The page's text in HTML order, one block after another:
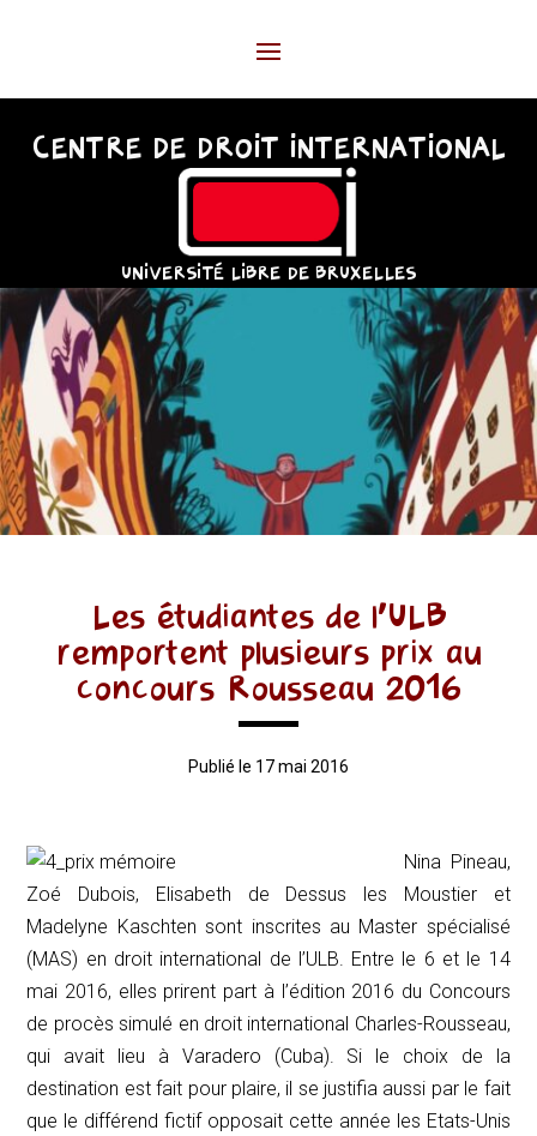
CENTRE DE DROIT INTERNATIONAL
UNIVERSITÉ LIBRE DE BRUXELLES
Les étudiantes de l’ULB
remportent plusieurs prix au
concours Rousseau 2016
Publié le 17 mai 2016
Nina Pineau,
Zoé Dubois, Elisabeth de Dessus les Moustier et
Madelyne Kaschten sont inscrites au Master spécialisé
(MAS) en droit international de l’ULB. Entre le 6 et le 14
mai 2016, elles prirent part à l’édition 2016 du Concours
de procès simulé en droit international Charles-Rousseau,
qui avait lieu à Varadero (Cuba). Si le choix de la
destination est fait pour plaire, il se justifia aussi par le fait
que le différend fictif opposait cette année les Etats-Unis